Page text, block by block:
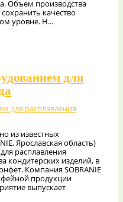
Объем производства
качество
уровне. Н...
для
из известных
Ярославская область)
расплавления
кондитерских изделий, в
Компания SOBRANIE
продукции
выпускает